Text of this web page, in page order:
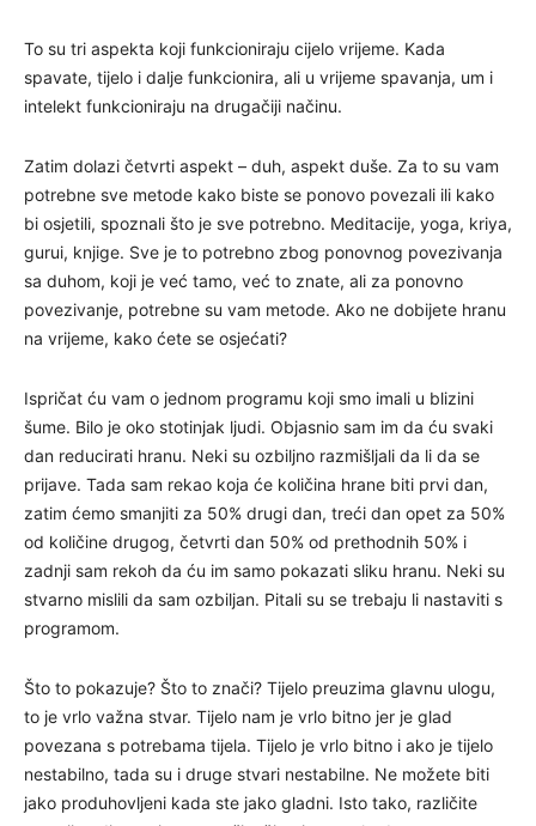
To su tri aspekta koji funkcioniraju cijelo vrijeme. Kada
spavate, tijelo i dalje funkcionira, ali u vrijeme spavanja, um i
intelekt funkcioniraju na drugačiji načinu.
Zatim dolazi četvrti aspekt – duh, aspekt duše. Za to su vam
potrebne sve metode kako biste se ponovo povezali ili kako
bi osjetili, spoznali što je sve potrebno. Meditacije, yoga, kriya,
gurui, knjige. Sve je to potrebno zbog ponovnog povezivanja
sa duhom, koji je već tamo, već to znate, ali za ponovno
povezivanje, potrebne su vam metode. Ako ne dobijete hranu
na vrijeme, kako ćete se osjećati?
Ispričat ću vam o jednom programu koji smo imali u blizini
šume. Bilo je oko stotinjak ljudi. Objasnio sam im da ću svaki
dan reducirati hranu. Neki su ozbiljno razmišljali da li da se
prijave. Tada sam rekao koja će količina hrane biti prvi dan,
zatim ćemo smanjiti za 50% drugi dan, treći dan opet za 50%
od količine drugog, četvrti dan 50% od prethodnih 50% i
zadnji sam rekoh da ću im samo pokazati sliku hranu. Neki su
stvarno mislili da sam ozbiljan. Pitali su se trebaju li nastaviti s
programom.
Što to pokazuje? Što to znači? Tijelo preuzima glavnu ulogu,
to je vrlo važna stvar. Tijelo nam je vrlo bitno jer je glad
povezana s potrebama tijela. Tijelo je vrlo bitno i ako je tijelo
nestabilno, tada su i druge stvari nestabilne. Ne možete biti
jako produhovljeni kada ste jako gladni. Isto tako, različite